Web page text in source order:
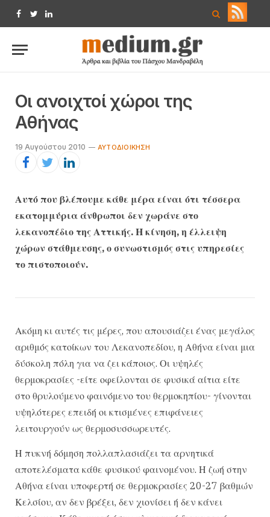
Facebook
TwitterLinkedIn
Οι ανοιχτοί χώροι της
Αθήνας
19 Αυγούστου 2010 ΑΥΤΟΔΙΟΊΚΗΣΗ
Αυτό που βλέπουμε κάθε μέρα είναι ότι τέσσερα
εκατομμύρια άνθρωποι δεν χωράνε στο
λεκανοπέδιο της Αττικής. Η κίνηση, η έλλειψη
χώρων στάθμευσης, ο συνωστισμός στις υπηρεσίες
το πιστοποιούν.
Ακόμη κι αυτές τις μέρες, που απουσιάζει ένας μεγάλος
αριθμός κατοίκων του Λεκανοπεδίου, η Αθήνα είναι μια
δύσκολη πόλη για να ζει κάποιος. Οι υψηλές
θερμοκρασίες -είτε οφείλονται σε φυσικά αίτια είτε
στο θρυλούμενο φαινόμενο του θερμοκηπίου- γίνονται
υψηλότερες επειδή οι κτισμένες επιφάνειες
λειτουργούν ως θερμοσυσσωρευτές.
Η πυκνή δόμηση πολλαπλασιάζει τα αρνητικά
αποτελέσματα κάθε φυσικού φαινομένου. Η ζωή στην
Αθήνα είναι υποφερτή σε θερμοκρασίες 20-27 βαθμών
Κελσίου, αν δεν βρέξει, δεν χιονίσει ή δεν κάνει